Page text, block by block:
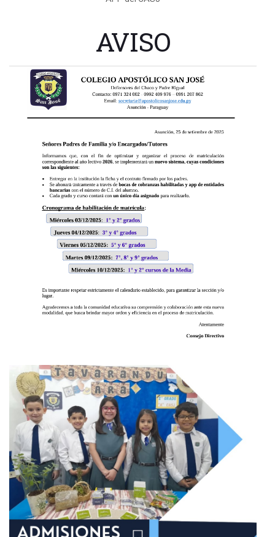
AVISO
INFORMACION SOBRE
MATRICULACIONES 2026
8 septiembre 2025